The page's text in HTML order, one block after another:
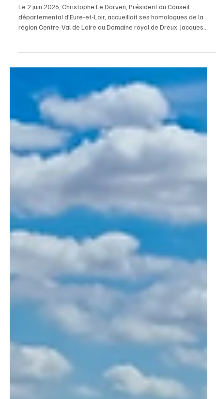
Quand six Départements parlent d'une seule
voix
Le 2 juin 2026, Christophe Le Dorven, Président du Conseil
départemental d'Eure-et-Loir, accueillait ses homologues de la
région Centre-Val de Loire au Domaine royal de Dreux. Jacques
Fleury (Cher), Marc Fleuret (Indre), Nadège Arnault (Indre-et-
Loire), Marc Gaudet (Loiret) et Philippe Gouet (Loir-et-Cher) se
sont réunis pour leur rencontre semestrielle.